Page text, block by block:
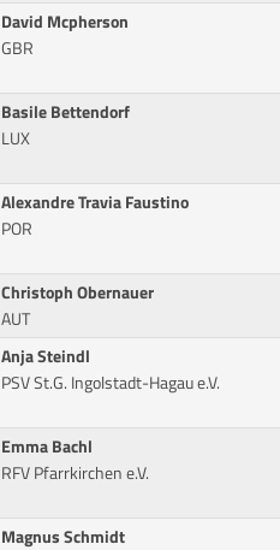
David Mcpherson
GBR
Basile Bettendorf
LUX
Alexandre Travia Faustino
POR
Christoph Obernauer
AUT
Anja Steindl
PSV St.G. Ingolstadt-Hagau e.V.
Emma Bachl
RFV Pfarrkirchen e.V.
Magnus Schmidt